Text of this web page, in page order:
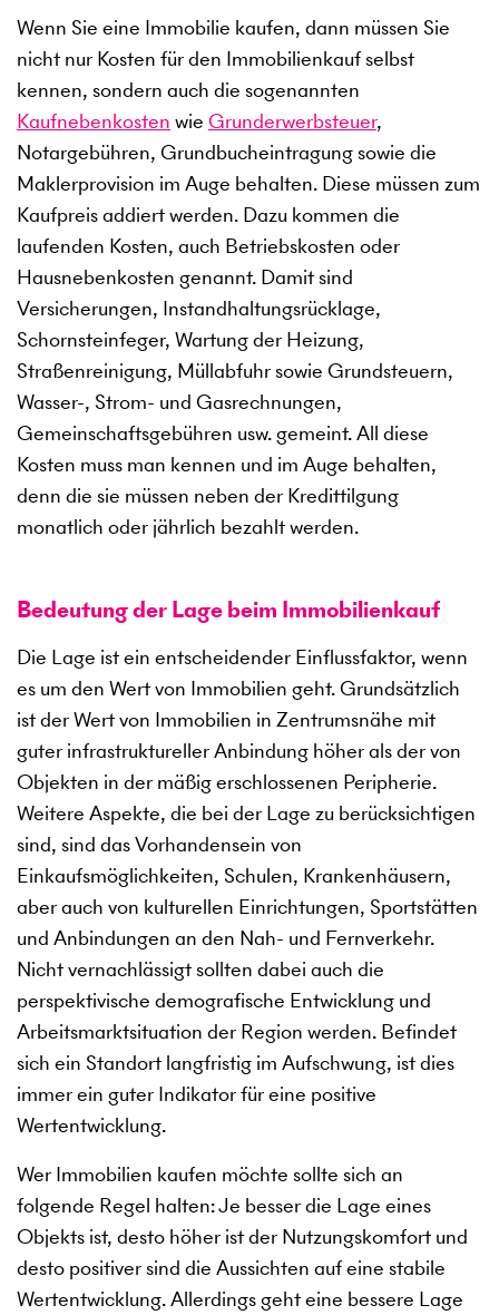
Wenn Sie eine Immobilie kaufen, dann müssen Sie
nicht nur Kosten für den Immobilienkauf selbst
kennen, sondern auch die sogenannten
Kaufnebenkosten wie Grunderwerbsteuer,
Notargebühren, Grundbucheintragung sowie die
Maklerprovision im Auge behalten. Diese müssen zum
Kaufpreis addiert werden. Dazu kommen die
laufenden Kosten, auch Betriebskosten oder
Hausnebenkosten genannt. Damit sind
Versicherungen, Instandhaltungsrücklage,
Schornsteinfeger, Wartung der Heizung,
Straßenreinigung, Müllabfuhr sowie Grundsteuern,
Wasser-, Strom- und Gasrechnungen,
Gemeinschaftsgebühren usw. gemeint. All diese
Kosten muss man kennen und im Auge behalten,
denn die sie müssen neben der Kredittilgung
monatlich oder jährlich bezahlt werden.
Bedeutung der Lage beim Immobilienkauf
Die Lage ist ein entscheidender Einflussfaktor, wenn
es um den Wert von Immobilien geht. Grundsätzlich
ist der Wert von Immobilien in Zentrumsnähe mit
guter infrastruktureller Anbindung höher als der von
Objekten in der mäßig erschlossenen Peripherie.
Weitere Aspekte, die bei der Lage zu berücksichtigen
sind, sind das Vorhandensein von
Einkaufsmöglichkeiten, Schulen, Krankenhäusern,
aber auch von kulturellen Einrichtungen, Sportstätten
und Anbindungen an den Nah- und Fernverkehr.
Nicht vernachlässigt sollten dabei auch die
perspektivische demografische Entwicklung und
Arbeitsmarktsituation der Region werden. Befindet
sich ein Standort langfristig im Aufschwung, ist dies
immer ein guter Indikator für eine positive
Wertentwicklung.
Wer Immobilien kaufen möchte sollte sich an
folgende Regel halten: Je besser die Lage eines
Objekts ist, desto höher ist der Nutzungskomfort und
desto positiver sind die Aussichten auf eine stabile
Wertentwicklung. Allerdings geht eine bessere Lage